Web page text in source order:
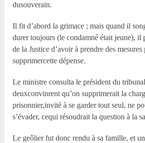
dusouverain.
Il fit d’abord la grimace ; mais quand il
durer toujours (le condamné était jeune), il
de la Justice d’avoir à prendre des mesures
supprimercette dépense.
Le ministre consulta le président du
deuxconvinrent qu’on supprimerait la
prisonnier,invité à se garder tout seul, ne
s’évader, cequi résoudrait la question à la
Le geôlier fut donc rendu à sa famille, et